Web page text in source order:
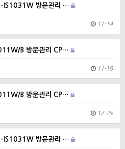
IS1031W 방문관리 …
11-14
B 방문관리 CP…
11-19
B 방문관리 CP…
12-29
IS1031W 방문관리 …